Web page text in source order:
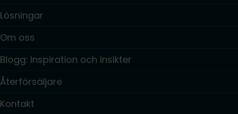
Lösningar
Om oss
Blogg: Inspiration och insikter
Återförsäljare
Kontakt